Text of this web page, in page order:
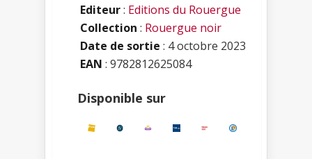
Editeur: Editions du Rouergue
Collection : Rouergue noir
Date de sortie : 4 octobre 2023
EAN : 9782812625084
Disponible sur